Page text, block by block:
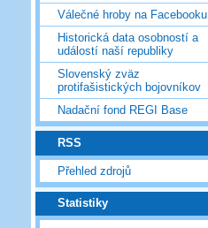
Válečné hroby na Facebooku
Historická data osobností a
událostí naší republiky
Slovenský zväz
protifašistických bojovníkov
Nadační fond REGI Base
RSS
Přehled zdrojů
Statistiky